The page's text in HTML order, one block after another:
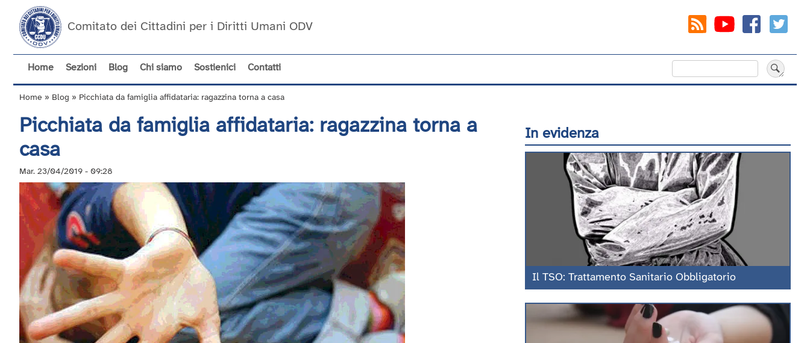
contenuto
principale
Comitato dei Cittadini per i Diritti Umani ODV
Navigazione
principale
Home Sezioni Blog Chi siamo Sostienici Contatti
Briciole
di
pane
Home Blog Picchiata da famiglia affidataria: ragazzina torna a casa
Picchiata da famiglia affidataria: ragazzina torna a
casa
Mar. 23/04/2019 - 09:28
In evidenza
Il TSO: Trattamento Sanitario Obbligatorio